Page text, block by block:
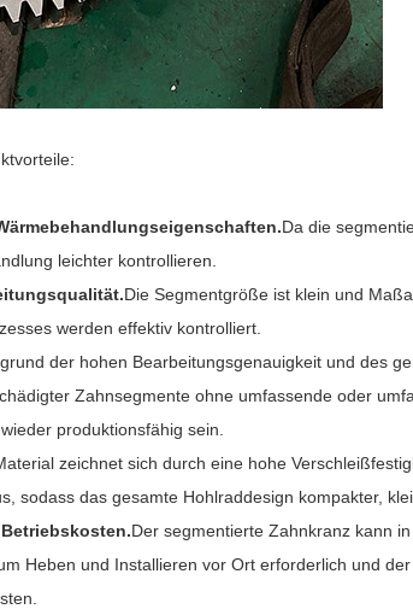
Da die
leichter kontrollieren.
Die Segmentgröße ist klein und
werden effektiv kontrolliert.
der hohen Bearbeitungsgenauigkeit und des
Zahnsegmente ohne umfassende oder
produktionsfähig sein.
zeichnet sich durch eine hohe
sodass das gesamte Hohlraddesign kompakter,
Der segmentierte Zahnkranz kann
Heben und Installieren vor Ort erforderlich und